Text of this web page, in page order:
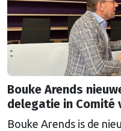
Bouke Arends
delegatie in Comité
Bouke Arends is de